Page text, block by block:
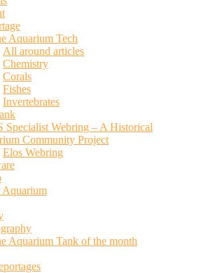
Aquarium Tech
All around articles
Chemistry
Corals
Fishes
Invertebrates
Specialist Webring – A Historical
Community Project
Elos Webring
Aquarium
Aquarium Tank of the month